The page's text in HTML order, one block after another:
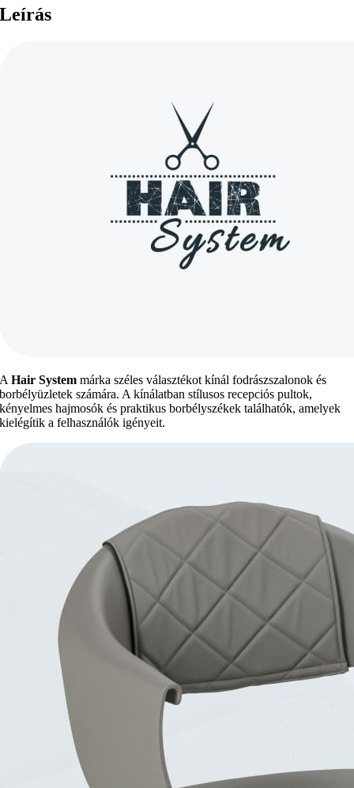
Leírás
AHair System márka széles választékot kínál fodrászszalonok és
borbélyüzletek számára. A kínálatban stílusos recepciós pultok,
kényelmes hajmosók és praktikus borbélyszékek találhatók, amelyek
kielégítik a felhasználók igényeit.